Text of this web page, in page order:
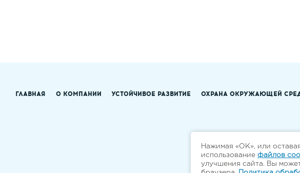
ГЛАВНАЯ О КОМПАНИИ УСТОЙЧИВОЕ РАЗВИТИЕ ОХРАНА ОКРУЖАЮЩЕЙ
Нажимая «ОК», или
использование файлов
улучшения сайта. Вы